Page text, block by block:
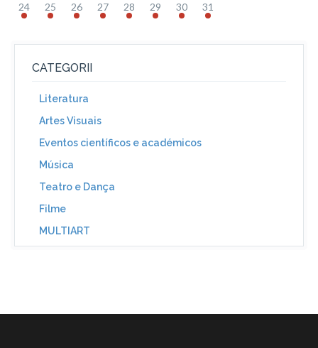
24 25 26 27 28 29 30 31
CATEGORII
Literatura
Artes Visuais
Eventos científicos e académicos
Música
Teatro e Dança
Filme
MULTIART